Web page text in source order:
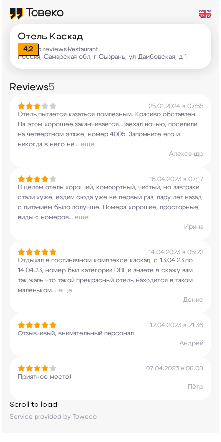
Отель Каскад
4,2 5 reviews•Restaurant
Россия, Самарская обл, г Сызрань, ул Дамбовская, д 1
Reviews5
25.01.2024 в 07:55
Отель пытается казаться помпезным. Красиво обставлен.
На этом хорошее заканчивается. Заехал ночью, поселили
на четвертном этаже, номер 4005. Запомните его и
никогда в него не... еще
Александр
16.04.2023 в 07:17
В целом отель хороший, комфортный, чистый, но завтраки
стали хуже, ездим сюда уже не первый раз, пару лет назад
с питанием было получше. Номера хорошие, просторные,
виды с номеров... еще
Ирина
14.04.2023 в 05:22
Отдыхал в гостиничном комплексе каскад, с 13.04.23 по
14.04.23, номер был категории DBL,и знаете я скажу вам
так,жаль что такой прекрасный отель находится в таком
маленьком... еще
Денис
12.04.2023 в 21:36
Отзывчивый, внимательный персонал
Андрей
07.04.2023 в 08:08
Приятное место)
Пётр
Scroll to load
Service provided by Toweco